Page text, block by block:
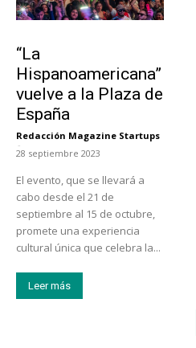
“La
Hispanoamericana”
vuelve a la Plaza de
España
Redacción Magazine Startups
-
28 septiembre 2023
El evento, que se llevará a
cabo desde el 21 de
septiembre al 15 de octubre,
promete una experiencia
cultural única que celebra la...
Leer más